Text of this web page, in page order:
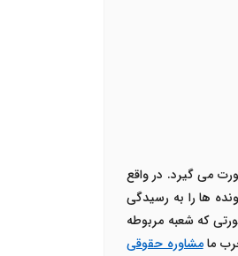
می گیرد. در واقع
ها را به رسیدگی
که شعبه مربوطه
مامشاوره حقوقی